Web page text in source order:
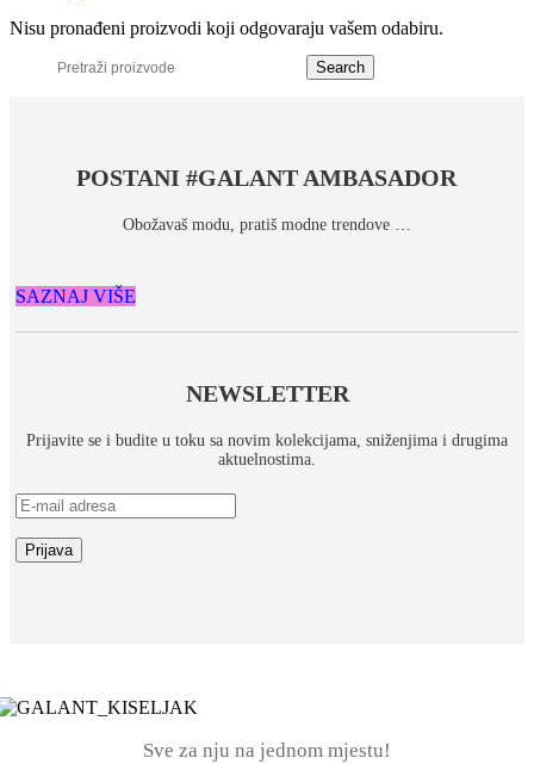
Nisu pronađeni proizvodi koji odgovaraju vašem odabiru.
Search
POSTANI #GALANT AMBASADOR
Obožavaš modu, pratiš modne trendove …
SAZNAJ VIŠE
NEWSLETTER
Prijavite se i budite u toku sa novim kolekcijama, sniženjima i drugima
aktuelnostima.
Sve za nju na jednom mjestu!